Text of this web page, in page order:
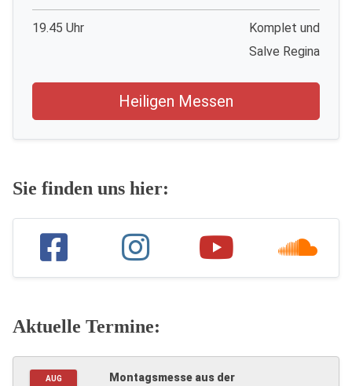
19.45 Uhr
Komplet und
Salve Regina
Heiligen Messen
Sie finden uns hier:
Aktuelle Termine:
AUG
Montagsmesse aus der